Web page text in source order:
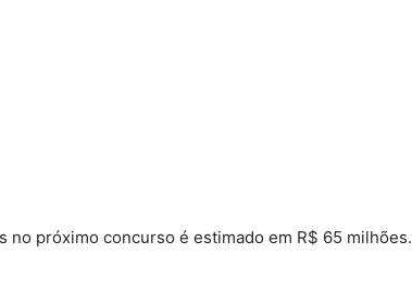
no próximo concurso é estimado em R$ 65 milhões.